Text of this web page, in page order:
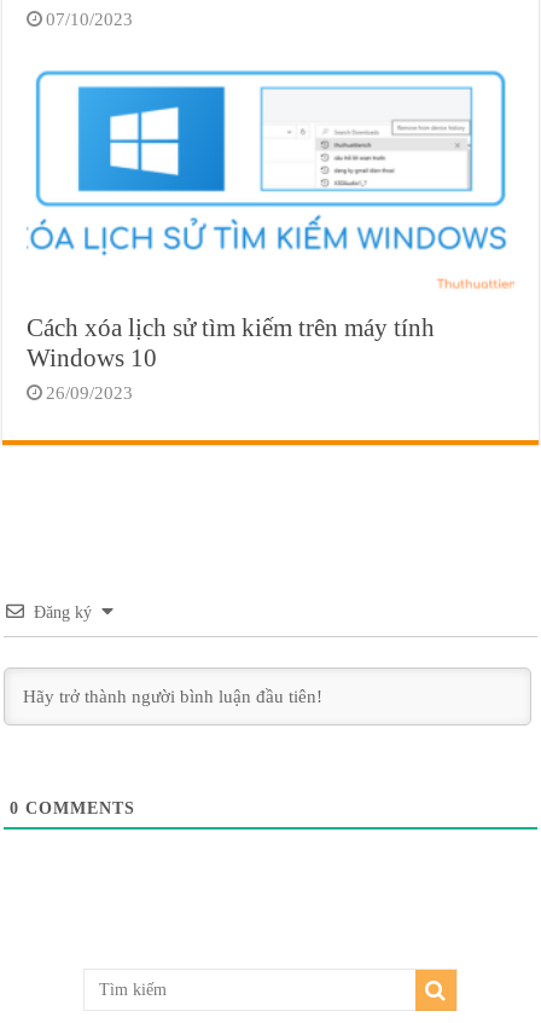
07/10/2023
Cách xóa lịch sử tìm kiếm trên máy tính
Windows 10
26/09/2023
Đăng ký
0 COMMENTS